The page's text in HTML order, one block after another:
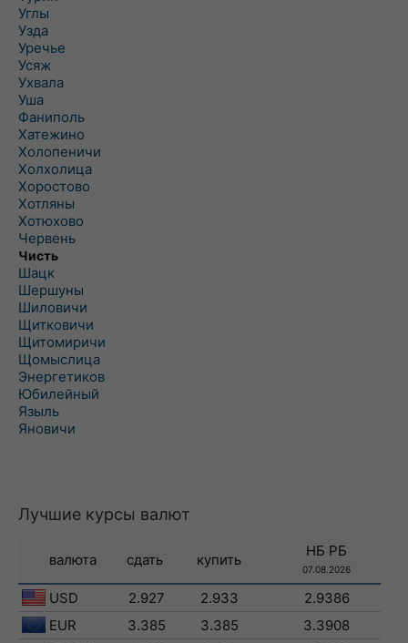
Углы
Узда
Уречье
Усяж
Ухвала
Уша
Фаниполь
Хатежино
Холопеничи
Холхолица
Хоростово
Хотляны
Хотюхово
Червень
Чисть
Шацк
Шершуны
Шиловичи
Щитковичи
Щитомиричи
Щомыслица
Энергетиков
Юбилейный
Языль
Яновичи
Лучшие курсы валют
валюта сдать купить
НБ РБ
07.08.2026
USD 2.927 2.933
2.9386
EUR
3.385 3.385
3.3908